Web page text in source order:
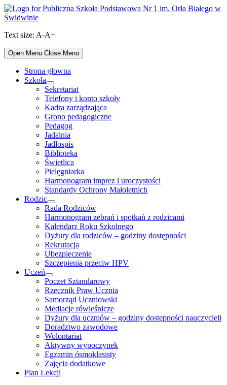
Skip
to
Text size: A-A+
Open Menu Close Menu
Strona głowna
Szkoła
Show
sub
menu
Sekretariat
Telefony i konto szkoły
Kadra zarządzająca
Grono pedagogiczne
Pedagog
Jadalnia
Jadłospis
Biblioteka
Świetlica
Pielęgniarka
Harmonogram imprez i uroczystości
Standardy Ochrony Małoletnich
Rodzic
Show
sub
menu
Rada Rodziców
Harmonogram zebrań i spotkań z rodzicami
Kalendarz Roku Szkolnego
Dyżury dla rodziców – godziny dostępności
Rekrutacja
Ubezpieczenie
Szczepienia przeciw HPV
Uczeń
Show
sub
menu
Poczet Sztandarowy
Rzecznik Praw Ucznia
Samorząd Uczniowski
Mediacje rówieśnicze
Dyżury dla uczniów – godziny dostępności nauczycieli
Doradztwo zawodowe
Wolontariat
Aktywny wypoczynek
Egzamin ósmoklasisty
Zajęcia dodatkowe
Plan Lekcji